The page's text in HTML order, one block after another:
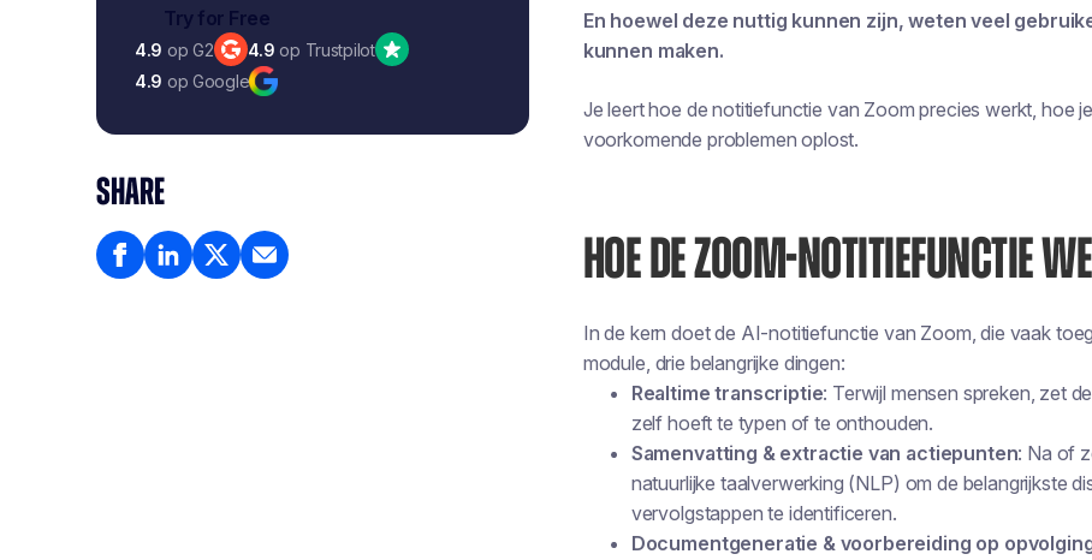
4.9 op G2 4.9 op Trustpilot
4.9 op Google
SHARE
En hoewel deze nuttig kunnen zijn, weten veel
kunnen maken.
Je leert hoe de notitiefunctie van Zoom precies werkt, hoe
voorkomende problemen oplost.
HOE DE ZOOM-NOTITIEFUNCTIE
In de kern doet de AI-notitiefunctie van Zoom, die vaak
module, drie belangrijke dingen:
Realtime transcriptie: Terwijl mensen spreken, zet
zelf hoeft te typen of te onthouden.
Samenvatting & extractie van actiepunten: Na of
natuurlijke taalverwerking (NLP) om de belangrijkste
vervolgstappen te identificeren.
Documentgeneratie & voorbereiding op